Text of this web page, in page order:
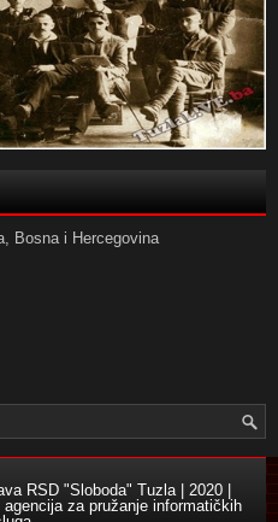
Bosna i Hercegovina
RSD "Sloboda" Tuzla | 2020 |
za pružanje informatičkih